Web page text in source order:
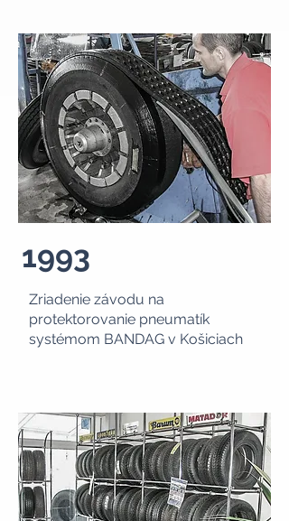
1993
Zriadenie závodu na
protektorovanie pneumatík
systémom BANDAG v Košiciach